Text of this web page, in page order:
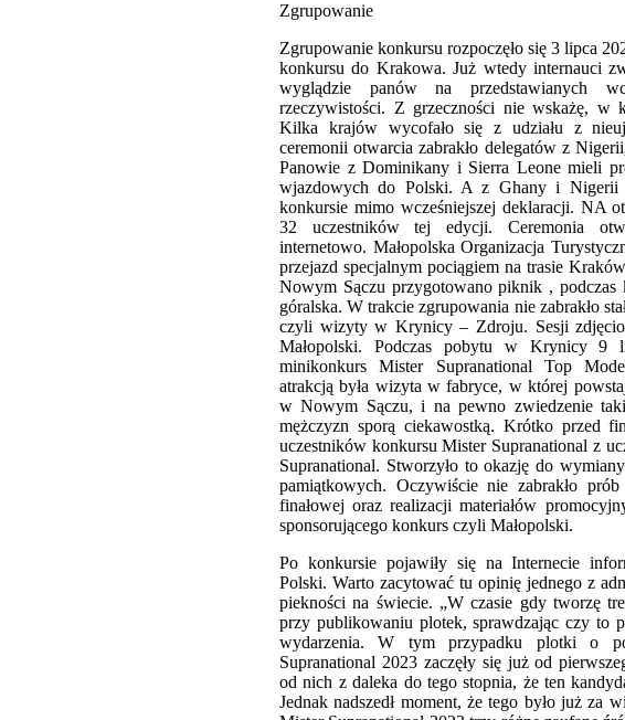
Zgrupowanie
Zgrupowanie konkursu rozpoczęło się 3 lipca
konkursu do Krakowa. Już wtedy internauci
wyglądzie panów na przedstawianych
rzeczywistości. Z grzeczności nie wskażę, w
Kilka krajów wycofało się z udziału z
ceremonii otwarcia zabrakło delegatów z
Panowie z Dominikany i Sierra Leone mieli
wjazdowych do Polski. A z Ghany i Nigerii
konkursie mimo wcześniejszej deklaracji. NA
32 uczestników tej edycji. Ceremonia
internetowo. Małopolska Organizacja
przejazd specjalnym pociągiem na trasie
Nowym Sączu przygotowano piknik , podczas
góralska. W trakcie zgrupowania nie zabrakło
czyli wizyty w Krynicy – Zdroju. Sesji
Małopolski. Podczas pobytu w Krynicy 9
minikonkurs Mister Supranational Top
atrakcją była wizyta w fabryce, w której
w Nowym Sączu, i na pewno zwiedzenie
mężczyzn sporą ciekawostką. Krótko przed
uczestników konkursu Mister Supranational z
Supranational. Stworzyło to okazję do
pamiątkowych. Oczywiście nie zabrakło
finałowej oraz realizacji materiałów
sponsorującego konkurs czyli Małopolski.
Po konkursie pojawiły się na Internecie
Polski. Warto zacytować tu opinię jednego z
piekności na świecie. „W czasie gdy tworzę
przy publikowaniu plotek, sprawdzając czy to
wydarzenia. W tym przypadku plotki o
Supranational 2023 zaczęły się już od
od nich z daleka do tego stopnia, że ten
Jednak nadszedł moment, że tego było już za